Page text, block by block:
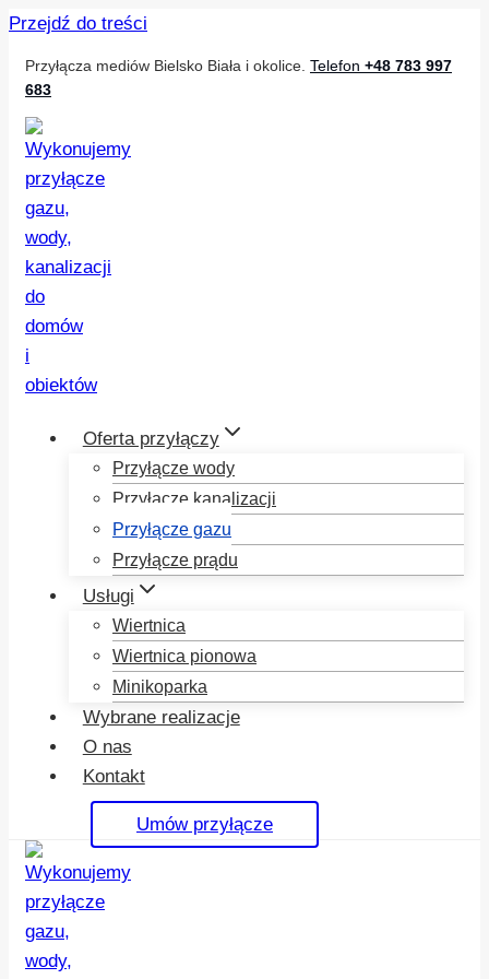
Przejdź do treści
Przyłącza mediów Bielsko Biała i okolice. Telefon +48 783 997
683
Oferta przyłączy
Przyłącze wody
Przyłącze kanalizacji
Przyłącze gazu
Przyłącze prądu
Usługi
Wiertnica
Wiertnica pionowa
Minikoparka
Wybrane realizacje
O nas
Kontakt
Umów przyłącze